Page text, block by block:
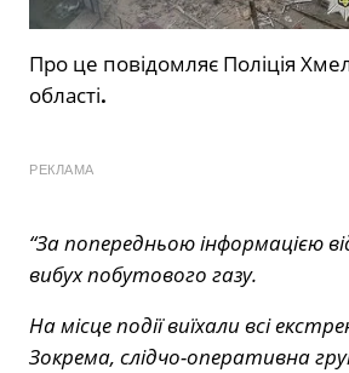
Про це повідомляє Поліція
області.
РЕКЛАМА
“За попередньою інформацією
вибух побутового газу.
На місце події виїхали всі
Зокрема, слідчо-оперативна